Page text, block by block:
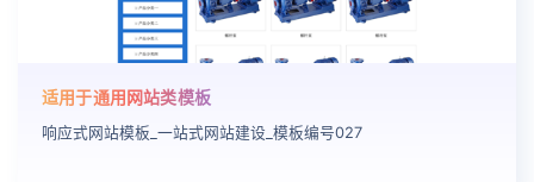
适用于通用网站类模板
响应式网站模板_一站式网站建设_模板编号027